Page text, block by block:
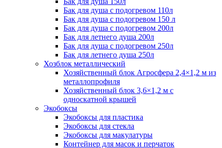
Бак для душа с подогревом 110л
Бак для душа с подогревом 150 л
Бак для душа с подогревом 200л
Бак для летнего душа 200л
Бак для душа с подогревом 250л
Бак для летнего душа 250л
Хозблок металлический
Хозяйственный блок Агросфера 2,4×1,2 м из
металлопрофиля
Хозяйственный блок 3,6×1,2 м с
односкатной крышей
Экобоксы
Экобоксы для пластика
Экобоксы для стекла
Экобоксы для макулатуры
Контейнер для масок и перчаток